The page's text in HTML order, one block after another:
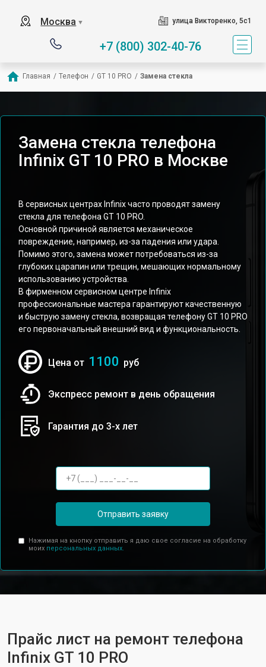
Москва ▼ улица Викторенко, 5с1
+7 (800) 302-40-76
Главная / Телефон / GT 10 PRO / Замена стекла
Замена стекла телефона
Infinix GT 10 PRO в Москве
В сервисных центрах Infinix часто проводят замену
стекла для телефона GT 10 PRO.
Основной причиной является механическое
повреждение, например, из-за падения или удара.
Помимо этого, замена может потребоваться из-за
глубоких царапин или трещин, мешающих нормальному
использованию устройства.
В фирменном сервисном центре Infinix
профессиональные мастера гарантируют качественную
и быструю замену стекла, возвращая телефону GT 10 PRO
его первоначальный внешний вид и функциональность.
Цена от 1100 руб
Экспресс ремонт в день обращения
Гарантия до 3-х лет
Отправить заявку
Нажимая на кнопку отправить я даю свое согласие на обработку
моих персональных данных.
Прайс лист на ремонт телефона
Infinix GT 10 PRO